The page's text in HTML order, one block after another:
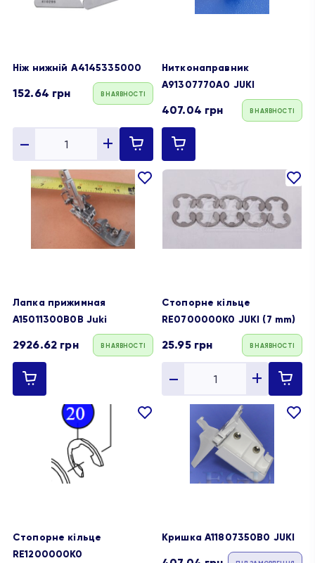
Ніж нижній А4145335000
152.64 грн В НАЯВНОСТІ
Нитконаправник
A91307770A0 JUKI
407.04 грн В НАЯВНОСТІ
В
обране
Лапка прижимная
А15011300B0B Juki
2926.62 грн В НАЯВНОСТІ
В
обране
Стопорне кільце
RE0700000K0 JUKI (7 mm)
25.95 грн В НАЯВНОСТІ
В
Стопорне кільце
RE1200000K0
В
Кришка A11807350B0 JUKI